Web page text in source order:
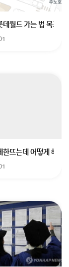
다는 의미의 꿈
의 꿈이네요..
니다
니다 지금 제 내신이
데월드 가는 법 목포
자 캐릭터에 더빙하
한뜨는데 어떻게 해야